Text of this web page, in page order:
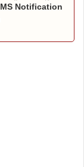
Notification